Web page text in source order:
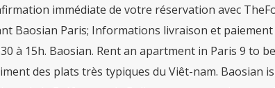
immédiate de votre réservation avec
Baosian Paris; Informations livraison et paiement
à 15h. Baosian. Rent an apartment in Paris 9 to be
des plats très typiques du Viêt-nam. Baosian